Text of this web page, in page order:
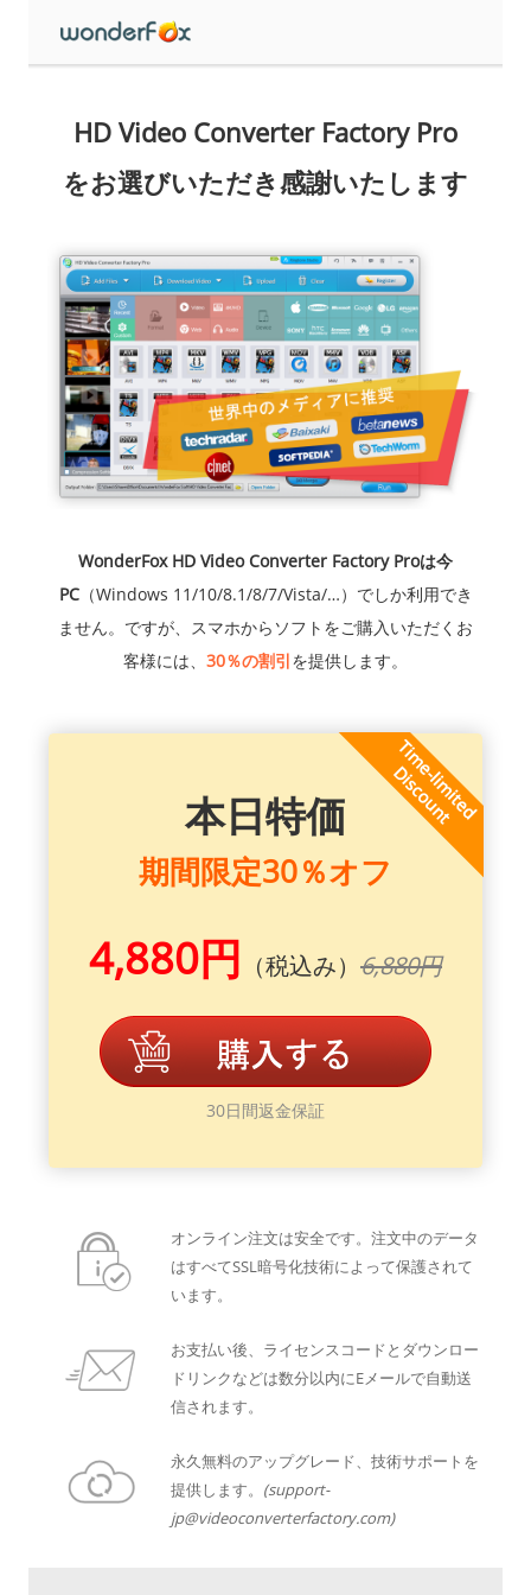
HD Video Converter Factory Pro
をお選びいただき感謝いたします
WonderFox HD Video Converter Factory Proは今
PC（Windows 11/10/8.1/8/7/Vista/…）でしか利用でき
ません。ですが、スマホからソフトをご購入いただくお
客様には、 30％の割引を提供します。
本日特価
期間限定30％オフ
4,880円 （税込み） 6,880円
30日間返金保証
オンライン注文は安全です。注文中のデータ
はすべてSSL暗号化技術によって保護されて
います。
お支払い後、ライセンスコードとダウンロー
ドリンクなどは数分以内にEメールで自動送
信されます。
永久無料のアップグレード、技術サポートを
提供します。 (support-
jp@videoconverterfactory.com)